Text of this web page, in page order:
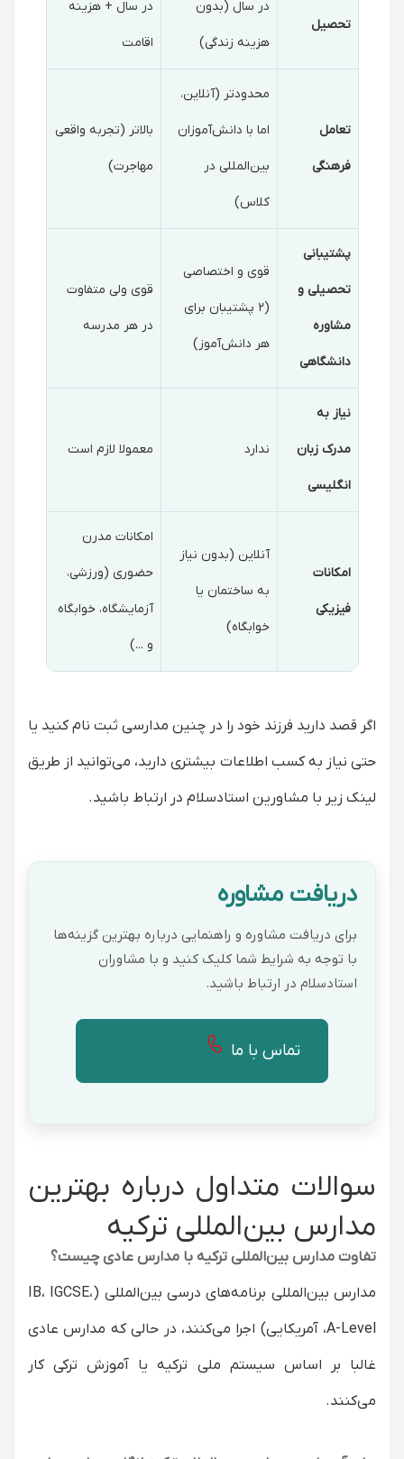
تحصیل
در سال (بدون
هزینه زندگی)
در سال + هزینه
اقامت
تعامل
فرهنگی
محدودتر (آنلاین،
اما با دانش‌آموزان
بین‌المللی در
کلاس)
بالاتر (تجربه واقعی
مهاجرت)
پشتیبانی
تحصیلی و
مشاوره
دانشگاهی
قوی و اختصاصی
(۲ پشتیبان برای
هر دانش‌آموز)
قوی ولی متفاوت
در هر مدرسه
نیاز به
مدرک زبان
انگلیسی
ندارد معمولا لازم است
امکانات
فیزیکی
آنلاین (بدون نیاز
به ساختمان یا
خوابگاه)
امکانات مدرن
حضوری (ورزشی،
آزمایشگاه، خوابگاه
و ...)
اگر قصد دارید فرزند خود را در چنین مدارسی ثبت نام کنید یا
حتی نیاز به کسب اطلاعات بیشتری دارید، می‌توانید از طریق
لینک زیر با مشاورین استادسلام در ارتباط باشید.
دریافت مشاوره
برای دریافت مشاوره و راهنمایی درباره بهترین گزینه‌ها
با توجه به شرایط شما کلیک کنید و با مشاوران
استادسلام در ارتباط باشید.
تماس با ما
سوالات متداول درباره بهترین
مدارس بین‌المللی ترکیه
تفاوت مدارس بین‌المللی ترکیه با مدارس عادی چیست؟
مدارس بین‌المللی برنامه‌های درسی بین‌المللی (IB، IGCSE،
A-Level، آمریکایی) اجرا می‌کنند، در حالی که مدارس عادی
غالبا بر اساس سیستم ملی ترکیه یا آموزش ترکی کار
می‌کنند.